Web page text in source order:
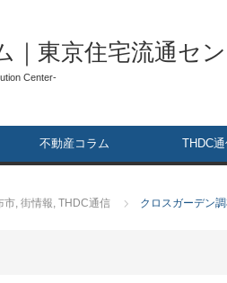
｜東京住宅流通セ
Center-
不動産コラム THDC
市, 街情報, THDC通信 クロスガーデン